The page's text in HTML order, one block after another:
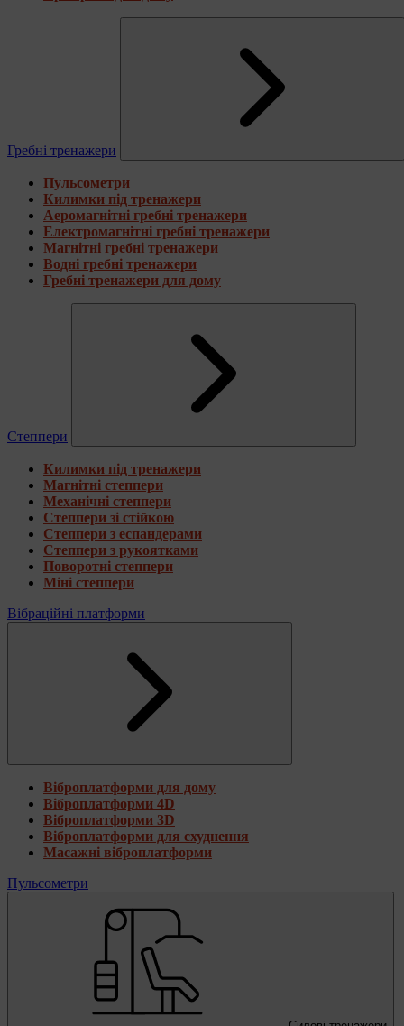
Гребні тренажери
Пульсометри
Килимки під тренажери
Аеромагнітні гребні тренажери
Електромагнітні гребні тренажери
Магнітні гребні тренажери
Водні гребні тренажери
Гребні тренажери для дому
Степпери
Килимки під тренажери
Магнітні степпери
Механічні степпери
Степпери зі стійкою
Степпери з еспандерами
Степпери з рукоятками
Поворотні степпери
Міні степпери
Вібраційні платформи
Віброплатформи для дому
Віброплатформи 4D
Віброплатформи 3D
Віброплатформи для схуднення
Масажні віброплатформи
Пульсометри